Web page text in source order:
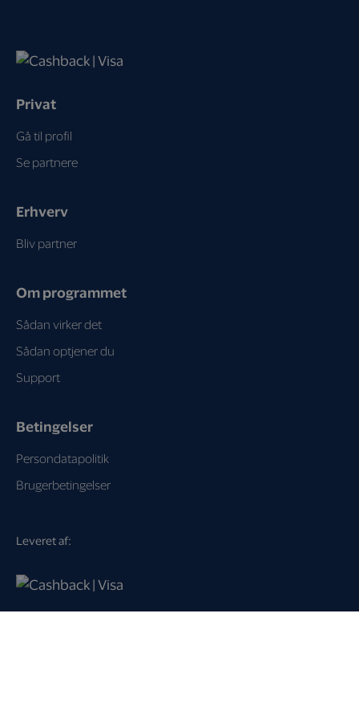
Leveret af:
Privat
Gå til profil
Se partnere
Erhverv
Bliv partner
Om programmet
Sådan virker det
Sådan optjener du
Support
Betingelser
Persondatapolitik
Brugerbetingelser